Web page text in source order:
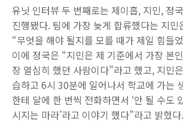
유닛 인터뷰 두 번째로는 제이홉, 지민, 정
진행됐다. 팀에 가장 늦게 합류했다는 지민
“무엇을 해야 될지를 모를 때가 제일 힘들
이에 정국은 “지민은 제 기준에서 가장 본
장 열심히 했던 사람이다”라고 했고, 지민
습하고 6시 30분에 일어나서 학교에 가는
한테 달에 한 번씩 전화하면서 ‘안 될 수도
시지는 마라’라고 이야기 했다”라고 밝혔다.